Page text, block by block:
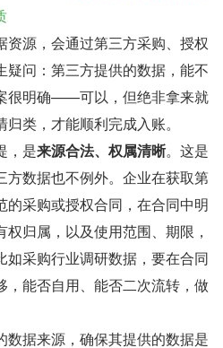
资源，会通过第三方采购、授权
疑问：第三方提供的数据，能不
很明确——可以，但绝非拿来就
类，才能顺利完成入账。
，是来源合法、权属清晰。这是
方数据也不例外。企业在获取第
的采购或授权合同，在合同中明
归属，以及使用范围、期限，
如采购行业调研数据，要在合同
，能否自用、能否二次流转，做
数据来源，确保其提供的数据是